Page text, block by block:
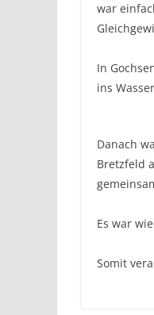
war
In
ins
Danach
Bretzfeld
Es war
Somit